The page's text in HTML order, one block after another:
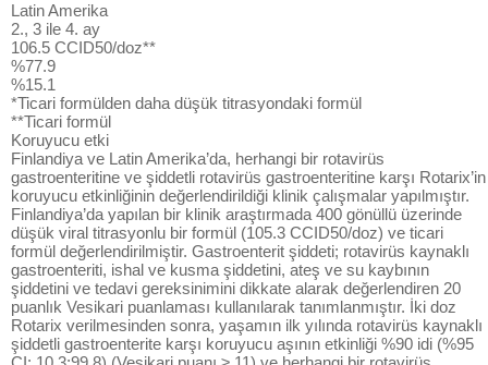
Latin Amerika
2., 3 ile 4. ay
106.5 CCID50/doz**
%77.9
%15.1
*Ticari formülden daha düşük titrasyondaki formül
**Ticari formül
Koruyucu etki
Finlandiya ve Latin Amerika’da, herhangi bir rotavirüs
gastroenteritine ve şiddetli rotavirüs gastroenteritine karşı Rotarix’in
koruyucu etkinliğinin değerlendirildiği klinik çalışmalar yapılmıştır.
Finlandiya’da yapılan bir klinik araştırmada 400 gönüllü üzerinde
düşük viral titrasyonlu bir formül (105.3 CCID50/doz) ve ticari
formül değerlendirilmiştir. Gastroenterit şiddeti; rotavirüs kaynaklı
gastroenteriti, ishal ve kusma şiddetini, ateş ve su kaybının
şiddetini ve tedavi gereksinimini dikkate alarak değerlendiren 20
puanlık Vesikari puanlaması kullanılarak tanımlanmıştır. İki doz
Rotarix verilmesinden sonra, yaşamın ilk yılında rotavirüs kaynaklı
şiddetli gastroenterite karşı koruyucu aşının etkinliği %90 idi (%95